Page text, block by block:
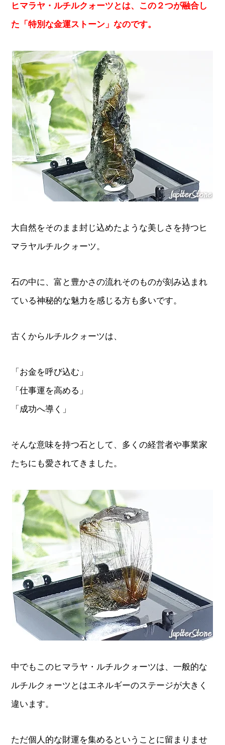
ヒマラヤ・ルチルクォーツとは、この２つが融合し
た「特別な金運ストーン」なのです。
大自然をそのまま封じ込めたような美しさを持つヒ
マラヤルチルクォーツ。
石の中に、富と豊かさの流れそのものが刻み込まれ
ている神秘的な魅力を感じる方も多いです。
古くからルチルクォーツは、
「お金を呼び込む」
「仕事運を高める」
「成功へ導く」
そんな意味を持つ石として、多くの経営者や事業家
たちにも愛されてきました。
中でもこのヒマラヤ・ルチルクォーツは、一般的な
ルチルクォーツとはエネルギーのステージが大きく
違います。
ただ個人的な財運を集めるということに留まりませ